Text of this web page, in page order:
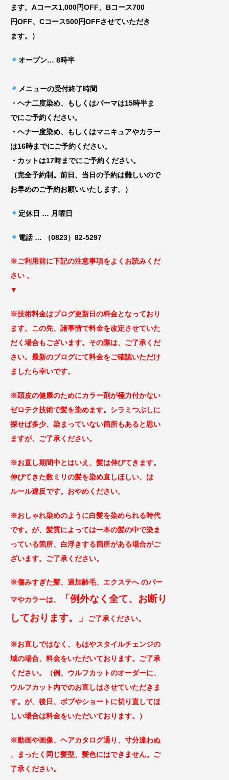
ます。Aコース1,000円OFF、Bコース700
円OFF、Cコース500円OFFさせていただき
ます。）
オープン… 8時半
メニューの受付終了時間
・ヘナ二度染め、もしくはパーマは15時半ま
でにご予約ください。
・ヘナ一度染め、もしくはマニキュアやカラー
は16時までにご予約ください。
・カットは17時までにご予約ください。
（完全予約制。前日、当日の予約は難しいので
お早めのご予約お願いいたします。）
定休日 … 月曜日
電話 … （0823）82-5297
※ご利用前に下記の注意事項をよくお読みくだ
さい 。
▼
※技術料金はブログ更新日の料金となっており
ます。この先、諸事情で料金を改定させていた
だく場合もございます。その際は、ご了承くだ
さい。最新のブログにて料金をご確認いただけ
ましたら幸いです。
※頭皮の健康のためにカラー剤が極力付かない
ゼロテク技術で髪を染めます。シラミつぶしに
探せば多少、染まっていない箇所もあると思い
ますが、ご了承ください。
※お直し期間中とはいえ、髪は伸びてきます。
伸びてきた数ミリの髪を染め直しほしい、は
ルール違反です。おやめください。
※おしゃれ染めのように白髪を染められる時代
です。が、髪質によっては一本の髪の中で染ま
っている箇所、白浮きする箇所がある場合がご
ざいます。ご了承ください。
※傷みすぎた髪、過加齢毛、エクステへ のパー
マやカラーは、
「例外なく全て、お断り
しております。」 ご了承ください。
※お直しではなく、もはやスタイルチェンジの
域の場合、料金をいただいております。ご了承
ください。（例、ウルフカットのオーダーに、
ウルフカット内でのお直しはさせていただきま
す。が、後日、ボブやショートに切り直してほ
しい場合は料金をいただいております。）
※動画や画像、ヘアカタログ通り、寸分違わぬ
、まったく同じ髪型、髪色にはできません。ご
了承ください。